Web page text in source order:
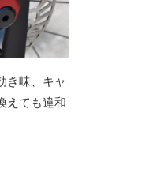
き味、キャ
えても違和